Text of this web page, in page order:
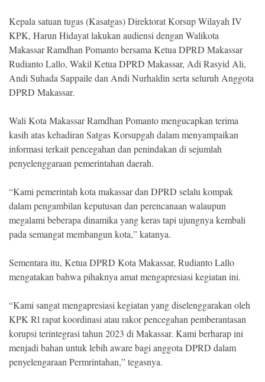
Kepala satuan tugas (Kasatgas) Direktorat Korsup Wilayah IV
KPK, Harun Hidayat lakukan audiensi dengan Walikota
Makassar Ramdhan Pomanto bersama Ketua DPRD Makassar
Rudianto Lallo, Wakil Ketua DPRD Makassar, Adi Rasyid Ali,
Andi Suhada Sappaile dan Andi Nurhaldin serta seluruh Anggota
DPRD Makassar.
Wali Kota Makassar Ramdhan Pomanto mengucapkan terima
kasih atas kehadiran Satgas Korsupgah dalam menyampaikan
informasi terkait pencegahan dan penindakan di sejumlah
penyelenggaraan pemerintahan daerah.
“Kami pemerintah kota makassar dan DPRD selalu kompak
dalam pengambilan keputusan dan perencanaan walaupun
megalami beberapa dinamika yang keras tapi ujungnya kembali
pada semangat membangun kota,” katanya.
Sementara itu, Ketua DPRD Kota Makassar, Rudianto Lallo
mengatakan bahwa pihaknya amat mengapresiasi kegiatan ini.
“Kami sangat mengapresiasi kegiatan yang diselenggarakan oleh
KPK Rl rapat koordinasi atau rakor pencegahan pemberantasan
korupsi terintegrasi tahun 2023 di Makassar. Kami berharap ini
menjadi bahan untuk lebih aware bagi anggota DPRD dalam
penyelengaraan Permrintahan,” tegasnya.